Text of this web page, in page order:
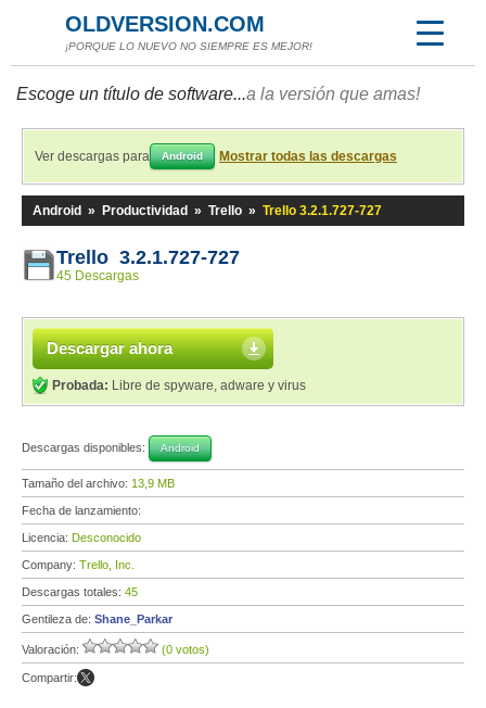
OLDVERSION.COM
¡PORQUE LO NUEVO NO SIEMPRE ES MEJOR!
Escoge un título de software...a la versión que amas!
Ver descargas para Android Mostrar todas las descargas
Android » Productividad » Trello » Trello 3.2.1.727-727
Trello 3.2.1.727-727
45 Descargas
Descargar ahora
Probada: Libre de spyware, adware y virus
Descargas disponibles: Android
Tamaño del archivo: 13,9 MB
Fecha de lanzamiento:
Licencia: Desconocido
Company: Trello, Inc.
Descargas totales: 45
Gentileza de: Shane_Parkar
Valoración: (0 votos)
Compartir: